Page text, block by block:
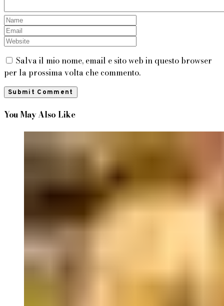
Salva il mio nome, email e sito web in questo browser
per la prossima volta che commento.
You May Also Like